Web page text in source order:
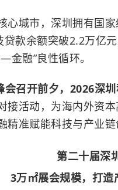
心城市，深圳拥有国
款余额突破2.2万亿
融”良性循环。
会召开前夕，2026深
接活动，为海内外资
准赋能科技与产业链
第二十届深
3万㎡展会规模，打